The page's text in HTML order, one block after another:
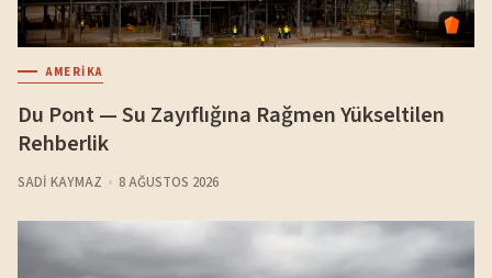
AMERIKA
Du Pont — Su Zayıflığına Rağmen Yükseltilen
Rehberlik
SADI KAYMAZ 8 AĞUSTOS 2026